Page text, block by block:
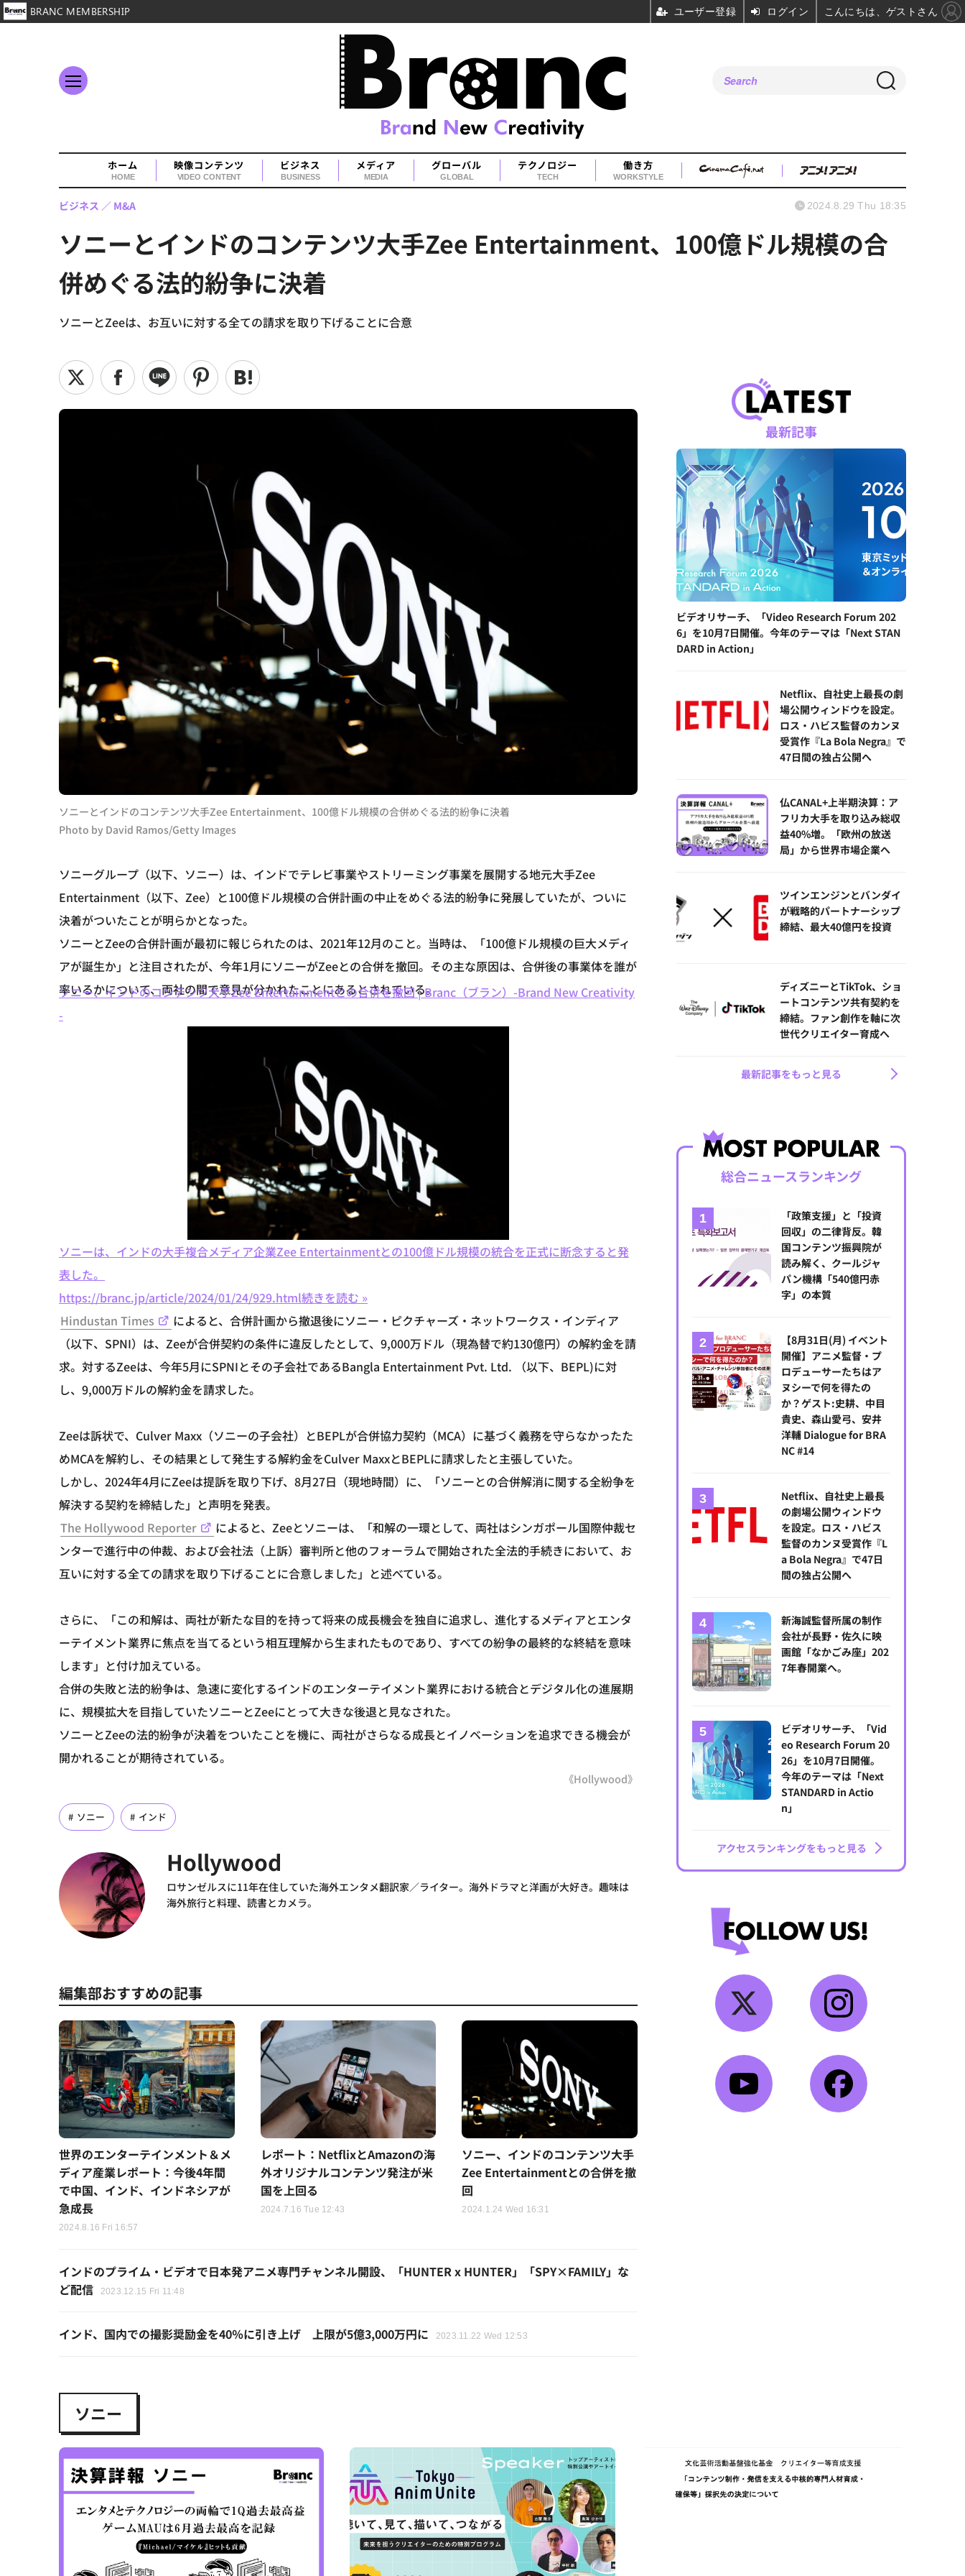
ホーム
HOME
映像コンテンツ
VIDEO CONTENT
ビジネス
BUSINESS
メディア
MEDIA
グローバル
GLOBAL
テクノロジー
TECH
働き方
WORKSTYLE
ソニーとインドのコンテンツ大手Zee Entertainment、100億ドル規模の合
併めぐる法的紛争に決着
ソニーとZeeは、お互いに対する全ての請求を取り下げることに合意
ビジネス M&A 2024.8.29 Thu 18:35
Photo by David Ramos/Getty Images
ソニーとインドのコンテンツ大手Zee Entertainment、100億ドル規模の合併めぐる法的紛争に決着
ソニーグループ（以下、ソニー）は、インドでテレビ事業やストリーミング事業を展開する地元大手Zee
Entertainment（以下、Zee）と100億ドル規模の合併計画の中止をめぐる法的紛争に発展していたが、ついに
決着がついたことが明らかとなった。
ソニーとZeeの合併計画が最初に報じられたのは、2021年12月のこと。当時は、「100億ドル規模の巨大メディ
アが誕生か」と注目されたが、今年1月にソニーがZeeとの合併を撤回。その主な原因は、合併後の事業体を誰が
率いるかについて、両社の間で意見が分かれたことにあるとされている。
ソニー、インドのコンテンツ大手Zee Entertainmentとの合併を撤回 | Branc（ブラン）-Brand New Creativity
-
ソニーは、インドの大手複合メディア企業Zee Entertainmentとの100億ドル規模の統合を正式に断念すると発
表した。
https://branc.jp/article/2024/01/24/929.html続きを読む »
Hindustan Times
によると、合併計画から撤退後にソニー・ピクチャーズ・ネットワークス・インディア
（以下、SPNI）は、Zeeが合併契約の条件に違反したとして、9,000万ドル（現為替で約130億円）の解約金を請
求。対するZeeは、今年5月にSPNIとその子会社であるBangla Entertainment Pvt. Ltd. （以下、BEPL)に対
し、9,000万ドルの解約金を請求した。
Zeeは訴状で、Culver Maxx（ソニーの子会社）とBEPLが合併協力契約（MCA）に基づく義務を守らなかったた
めMCAを解約し、その結果として発生する解約金をCulver MaxxとBEPLに請求したと主張していた。
しかし、2024年4月にZeeは提訴を取り下げ、8月27日（現地時間）に、「ソニーとの合併解消に関する全紛争を
解決する契約を締結した」と声明を発表。
The Hollywood Reporter
によると、Zeeとソニーは、「和解の一環として、両社はシンガポール国際仲裁セ
ンターで進行中の仲裁、および会社法（上訴）審判所と他のフォーラムで開始された全法的手続きにおいて、お
互いに対する全ての請求を取り下げることに合意しました」と述べている。
さらに、「この和解は、両社が新たな目的を持って将来の成長機会を独自に追求し、進化するメディアとエンタ
ーテイメント業界に焦点を当てるという相互理解から生まれたものであり、すべての紛争の最終的な終結を意味
します」と付け加えている。
合併の失敗と法的紛争は、急速に変化するインドのエンターテイメント業界における統合とデジタル化の進展期
に、規模拡大を目指していたソニーとZeeにとって大きな後退と見なされた。
ソニーとZeeの法的紛争が決着をついたことを機に、両社がさらなる成長とイノベーションを追求できる機会が
開かれることが期待されている。
《Hollywood》
ソニー インド
Hollywood
ロサンゼルスに11年在住していた海外エンタメ翻訳家／ライター。海外ドラマと洋画が大好き。趣味は
海外旅行と料理、読書とカメラ。
編集部おすすめの記事
世界のエンターテインメント＆メ
ディア産業レポート：今後4年間
で中国、インド、インドネシアが
急成長
2024.8.16 Fri 16:57
レポート：NetflixとAmazonの海
外オリジナルコンテンツ発注が米
国を上回る
2024.7.16 Tue 12:43
ソニー、インドのコンテンツ大手
Zee Entertainmentとの合併を撤
回
2024.1.24 Wed 16:31
インドのプライム・ビデオで日本発アニメ専門チャンネル開設、「HUNTER x HUNTER」「SPY×FAMILY」な
ど配信
2023.12.15 Fri 11:48
インド、国内での撮影奨励金を40％に引き上げ 上限が5億3,000万円に 2023.11.22 Wed 12:53
最新記事
ビデオリサーチ、「Video Research Forum 202
6」を10月7日開催。今年のテーマは「Next STAN
DARD in Action」
Netflix、自社史上最長の劇
場公開ウィンドウを設定。
ロス・ハビス監督のカンヌ
受賞作『La Bola Negra』で
47日間の独占公開へ
仏CANAL+上半期決算：ア
フリカ大手を取り込み総収
益40%増。「欧州の放送
局」から世界市場企業へ
ツインエンジンとバンダイ
が戦略的パートナーシップ
締結、最大40億円を投資
ディズニーとTikTok、ショ
ートコンテンツ共有契約を
締結。ファン創作を軸に次
世代クリエイター育成へ
最新記事をもっと見る
総合ニュースランキング
「政策支援」と「投資
回収」の二律背反。韓
国コンテンツ振興院が
読み解く、クールジャ
パン機構「540億円赤
字」の本質
【8月31日(月) イベント
開催】アニメ監督・プ
ロデューサーたちはア
ヌシーで何を得たの
か？ゲスト:史耕、中目
貴史、森山愛弓、安井
洋輔 Dialogue for BRA
NC #14
Netflix、自社史上最長
の劇場公開ウィンドウ
を設定。ロス・ハビス
監督のカンヌ受賞作『L
a Bola Negra』で47日
間の独占公開へ
新海誠監督所属の制作
会社が長野・佐久に映
画館「なかごみ座」202
7年春開業へ。
ビデオリサーチ、「Vid
eo Research Forum 20
26」を10月7日開催。
今年のテーマは「Next
STANDARD in Actio
n」
アクセスランキングをもっと見る
ソニー
BRANC MEMBERSHIP ユーザー登録 ログイン こんにちは、ゲストさん